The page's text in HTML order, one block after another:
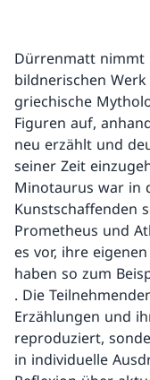
Dürrenmatt nimmt
bildnerischen
griechische
Figuren auf,
neu erzählt und
seiner Zeit
Minotaurus war in
Kunstschaffenden
Prometheus und
es vor, ihre
haben so zum
. Die
Erzählungen und
reproduziert,
in individuelle